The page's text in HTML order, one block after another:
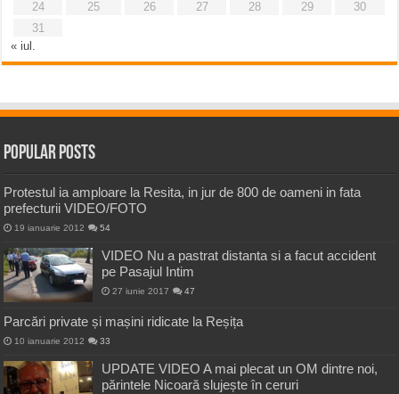
24
25 26 27 28 29
30
31
« iul.
Popular Posts
Protestul ia amploare la Resita, in jur de 800 de oameni in fata
prefecturii VIDEO/FOTO
19 ianuarie 2012 54
VIDEO Nu a pastrat distanta si a facut accident
pe Pasajul Intim
27 iunie 2017 47
Parcări private și mașini ridicate la Reșița
10 ianuarie 2012 33
UPDATE VIDEO A mai plecat un OM dintre noi,
părintele Nicoară slujește în ceruri